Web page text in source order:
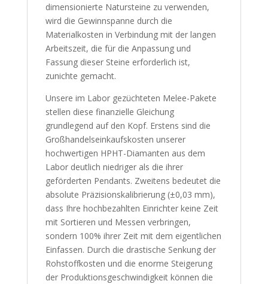
dimensionierte Natursteine zu verwenden,
wird die Gewinnspanne durch die
Materialkosten in Verbindung mit der langen
Arbeitszeit, die für die Anpassung und
Fassung dieser Steine erforderlich ist,
zunichte gemacht.
Unsere im Labor gezüchteten Melee-Pakete
stellen diese finanzielle Gleichung
grundlegend auf den Kopf. Erstens sind die
Großhandelseinkaufskosten unserer
hochwertigen HPHT-Diamanten aus dem
Labor deutlich niedriger als die ihrer
geförderten Pendants. Zweitens bedeutet die
absolute Präzisionskalibrierung (±0,03 mm),
dass Ihre hochbezahlten Einrichter keine Zeit
mit Sortieren und Messen verbringen,
sondern 100% ihrer Zeit mit dem eigentlichen
Einfassen. Durch die drastische Senkung der
Rohstoffkosten und die enorme Steigerung
der Produktionsgeschwindigkeit können die